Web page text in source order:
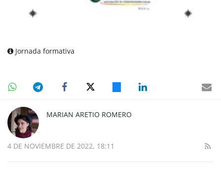
Jornada formativa
MARIAN ARETIO ROMERO
4 DE NOVIEMBRE DE 2022, 18:11